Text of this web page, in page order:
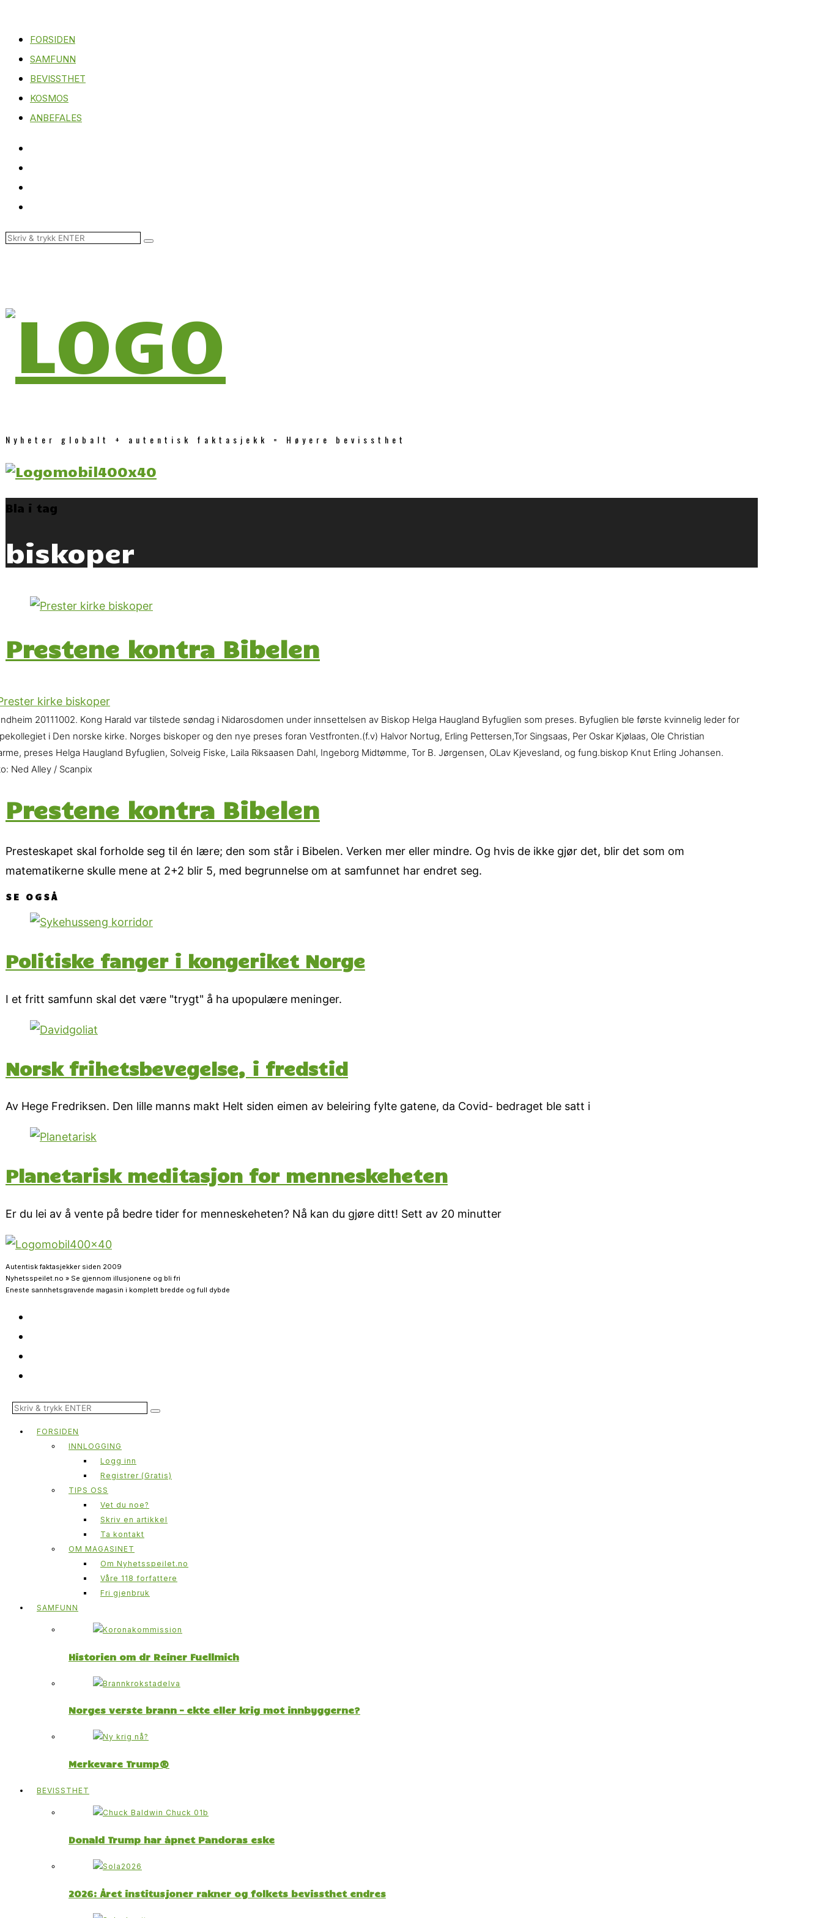
FORSIDEN
SAMFUNN
BEVISSTHET
KOSMOS
ANBEFALES
Nyheter globalt + autentisk faktasjekk = Høyere bevissthet
Bla i tag
biskoper
Prestene kontra Bibelen
20111002. Kong Harald var tilstede søndag i Nidarosdomen under innsettelsen av Biskop Helga Haugland Byfuglien som preses. Byfuglien ble første kvinnelig leder for
i Den norske kirke. Norges biskoper og den nye preses foran Vestfronten.(f.v) Halvor Nortug, Erling Pettersen,Tor Singsaas, Per Oskar Kjølaas, Ole Christian
preses Helga Haugland Byfuglien, Solveig Fiske, Laila Riksaasen Dahl, Ingeborg Midtømme, Tor B. Jørgensen, OLav Kjevesland, og fung.biskop Knut Erling Johansen.
Ned Alley / Scanpix
Prestene kontra Bibelen
Presteskapet skal forholde seg til én lære; den som står i Bibelen. Verken mer eller mindre. Og hvis de ikke gjør det, blir det som om
matematikerne skulle mene at 2+2 blir 5, med begrunnelse om at samfunnet har endret seg.
SE OGSÅ
Politiske fanger i kongeriket Norge
I et fritt samfunn skal det være "trygt" å ha upopulære meninger.
Norsk frihetsbevegelse, i fredstid
Av Hege Fredriksen. Den lille manns makt Helt siden eimen av beleiring fylte gatene, da Covid- bedraget ble satt i
Planetarisk meditasjon for menneskeheten
Er du lei av å vente på bedre tider for menneskeheten? Nå kan du gjøre ditt! Sett av 20 minutter
Autentisk faktasjekker siden 2009
Nyhetsspeilet.no » Se gjennom illusjonene og bli fri
Eneste sannhetsgravende magasin i komplett bredde og full dybde
FORSIDEN
INNLOGGING
Logg inn
Registrer (Gratis)
TIPS OSS
Vet du noe?
Skriv en artikkel
Ta kontakt
OM MAGASINET
Om Nyhetsspeilet.no
Våre 118 forfattere
Fri gjenbruk
SAMFUNN
Historien om dr Reiner Fuellmich
Norges verste brann – ekte eller krig mot innbyggerne?
Merkevare Trump®
BEVISSTHET
Donald Trump har åpnet Pandoras eske
2026: Året institusjoner rakner og folkets bevissthet endres